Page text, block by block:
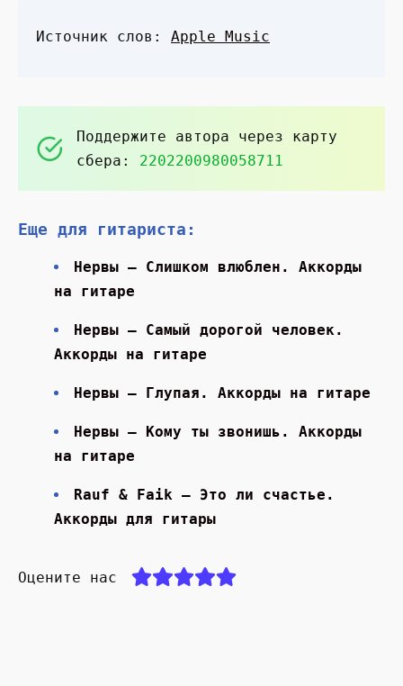
Источник слов: Apple Music
Поддержите автора через карту
сбера: 2202200980058711
Еще для гитариста:
Нервы — Слишком влюблен. Аккорды
на гитаре
Нервы — Самый дорогой человек.
Аккорды на гитаре
Нервы — Глупая. Аккорды на гитаре
Нервы — Кому ты звонишь. Аккорды
на гитаре
Rauf & Faik — Это ли счастье.
Аккорды для гитары
Оцените нас